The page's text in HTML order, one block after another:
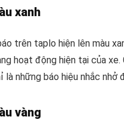
xanh
trên taplo hiện lên màu
hoạt động hiện tại của
là những báo hiệu nhắc
vàng